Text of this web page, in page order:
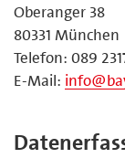
Oberanger 38
80331 München
Telefon: 089
E-Mail: